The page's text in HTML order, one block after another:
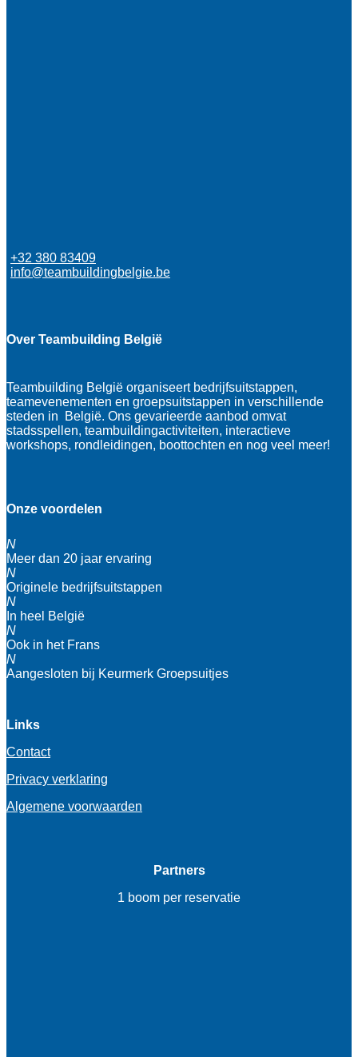
+32 380 83409
info@teambuildingbelgie.be
Over Teambuilding België
Teambuilding België organiseert bedrijfsuitstappen,
teamevenementen en groepsuitstappen in verschillende
steden in België. Ons gevarieerde aanbod omvat
stadsspellen, teambuildingactiviteiten, interactieve
workshops, rondleidingen, boottochten en nog veel meer!
Onze voordelen
N
Meer dan 20 jaar ervaring
N
Originele bedrijfsuitstappen
N
In heel België
N
Ook in het Frans
N
Aangesloten bij Keurmerk Groepsuitjes
Links
Contact
Privacy verklaring
Algemene voorwaarden
Partners
1 boom per reservatie